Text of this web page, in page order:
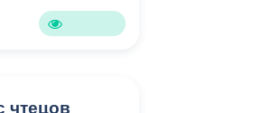
чтецов